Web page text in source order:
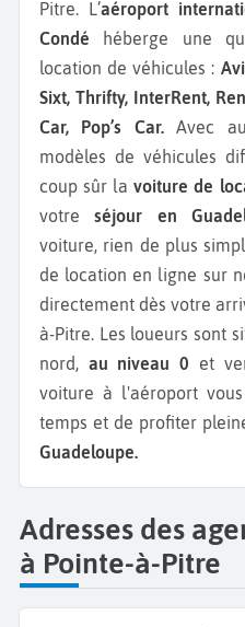
Pitre. L’aéroport
Condé héberge une
location de véhicules :
Sixt, Thrifty, InterRent,
Car, Pop’s Car.Avec
modèles de véhicules
coup sûr lavoiture de
votreséjour en
voiture, rien de plus
de location en ligne sur
directement dès votre
à-Pitre. Les loueurs sont
nord, au niveau 0 et
voiture à l'aéroport
temps et de profiter
Guadeloupe.
Adresses des
à Pointe-à-Pitre